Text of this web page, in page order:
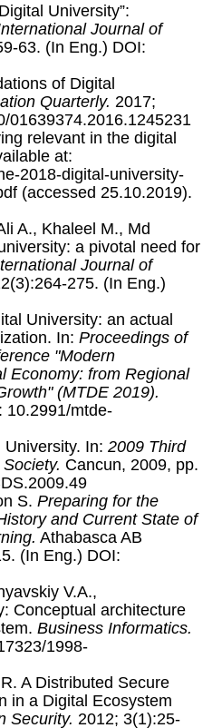
University”:
Journal of
63. (In Eng.) DOI:
of Digital
Quarterly. 2017;
01639374.2016.1245231
relevant in the digital
at:
2018-digital-university-
(accessed 25.10.2019).
A., Khaleel M., Md
a pivotal need for
Journal of
275. (In Eng.)
University: an actual
In: Proceedings of
"Modern
Economy: from Regional
(MTDE 2019).
10.2991/mtde-
In: 2009 Third
Cancun, 2009, pp.
S. Preparing for the
and Current State of
Athabasca AB
(In Eng.) DOI:
V.A.,
Conceptual architecture
Business Informatics.
1998-
A Distributed Secure
in a Digital Ecosystem
Security. 2012; 3(1):25-